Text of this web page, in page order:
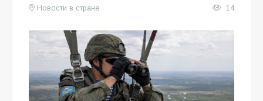
Новости в стране
14